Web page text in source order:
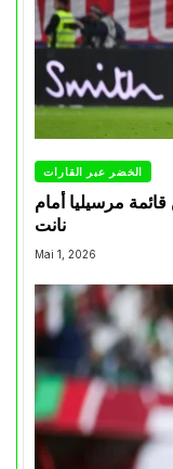
الخضر عبر القارات
مرسيليا أمام
نانت
Mai 1, 2026